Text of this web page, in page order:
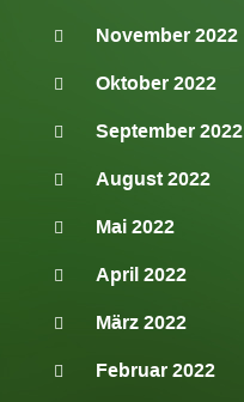
November 2022
Oktober 2022
September 2022
August 2022
Mai 2022
April 2022
März 2022
Februar 2022